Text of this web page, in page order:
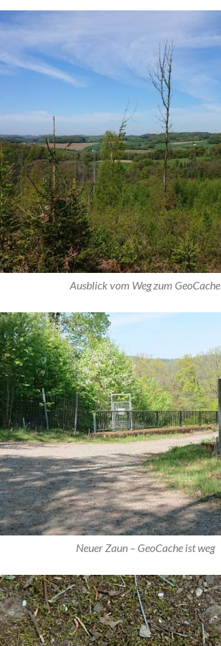
Ausblick vom Weg zum GeoCache
Neuer Zaun – GeoCache ist weg